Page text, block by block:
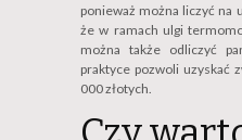
ponieważ można liczyć na
że w ramach ulgi
można także odliczyć
praktyce pozwoli uzyskać
000 złotych.